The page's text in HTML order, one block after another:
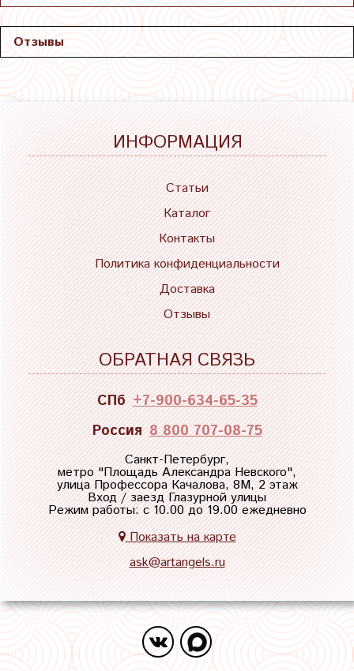
Отзывы
ИНФОРМАЦИЯ
Статьи
Каталог
Контакты
Политика конфиденциальности
Доставка
Отзывы
ОБРАТНАЯ СВЯЗЬ
СПб +7-900-634-65-35
Россия 8 800 707-08-75
Санкт-Петербург,
метро "Площадь Александра Невского",
улица Профессора Качалова, 8М, 2 этаж
Вход / заезд Глазурной улицы
Режим работы: с 10.00 до 19.00 ежедневно
Показать на карте
ask@artangels.ru